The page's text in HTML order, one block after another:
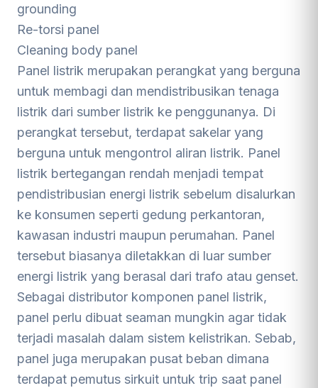
grounding
Re-torsi panel
Cleaning body panel
Panel listrik merupakan perangkat yang berguna
untuk membagi dan mendistribusikan tenaga
listrik dari sumber listrik ke penggunanya. Di
perangkat tersebut, terdapat sakelar yang
berguna untuk mengontrol aliran listrik. Panel
listrik bertegangan rendah menjadi tempat
pendistribusian energi listrik sebelum disalurkan
ke konsumen seperti gedung perkantoran,
kawasan industri maupun perumahan. Panel
tersebut biasanya diletakkan di luar sumber
energi listrik yang berasal dari trafo atau genset.
Sebagai distributor komponen panel listrik,
panel perlu dibuat seaman mungkin agar tidak
terjadi masalah dalam sistem kelistrikan. Sebab,
panel juga merupakan pusat beban dimana
terdapat pemutus sirkuit untuk trip saat panel